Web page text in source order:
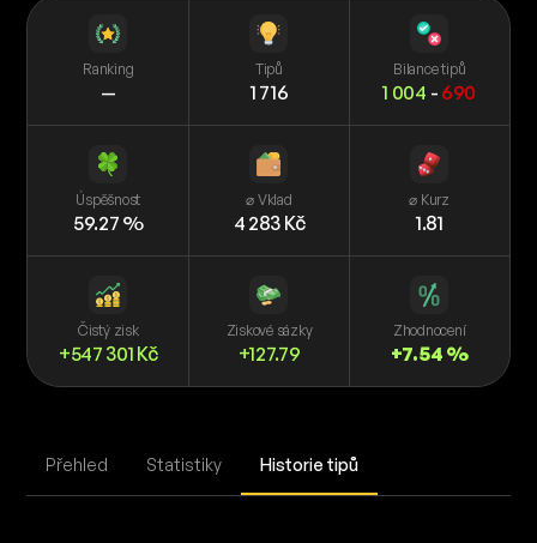
Ranking
—
Tipů
1 716
Bilance tipů
1 004 - 690
Úspěšnost
59.27 %
⌀ Vklad
4 283 Kč
⌀ Kurz
1.81
Čistý zisk
+547 301 Kč
Ziskové sázky
+127.79
Zhodnocení
+7.54 %
Přehled Statistiky Historie tipů